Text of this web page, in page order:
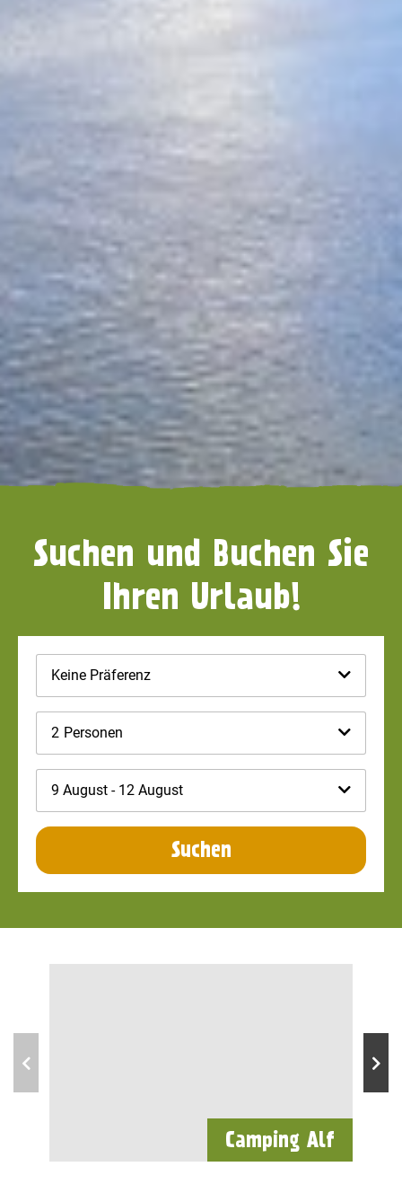
Suchen und Buchen Sie
Ihren Urlaub!
Keine Präferenz
2 Personen
9 August - 12 August
Suchen
Camping Alf